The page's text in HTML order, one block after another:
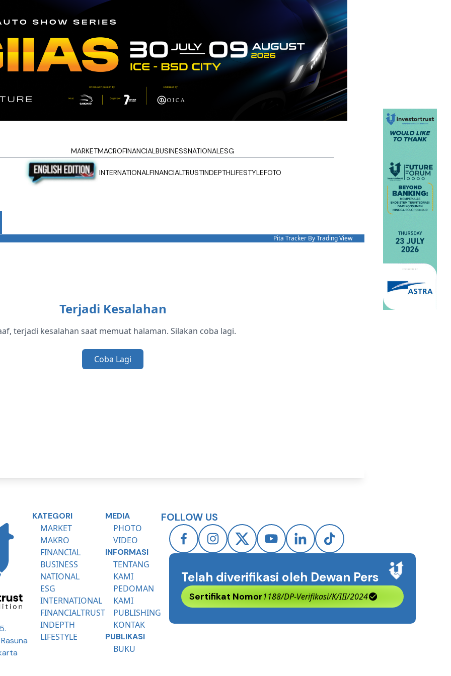
MARKETMACROFINANCIALBUSINESSNATIONALESG
INTERNATIONALFINANCIALTRUSTINDEPTHLIFESTYLEFOTO
Pita Tracker By Trading View
Terjadi Kesalahan
terjadi kesalahan saat memuat halaman. Silakan coba lagi.
Coba Lagi
KATEGORI
MARKET
MAKRO
FINANCIAL
BUSINESS
NATIONAL
ESG
INTERNATIONAL
FINANCIALTRUST
INDEPTH
LIFESTYLE
MEDIA
PHOTO
VIDEO
INFORMASI
TENTANG
KAMI
PEDOMAN
KAMI
PUBLISHING
KONTAK
PUBLIKASI
BUKU
FOLLOW US
Telah diverifikasi oleh Dewan Pers
Sertifikat Nomor1188/DP-Verifikasi/K/III/2024